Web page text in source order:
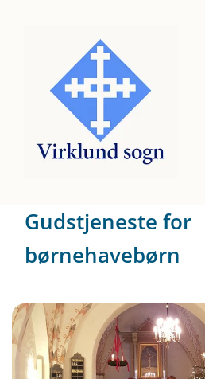
Gudstjeneste for
børnehavebørn